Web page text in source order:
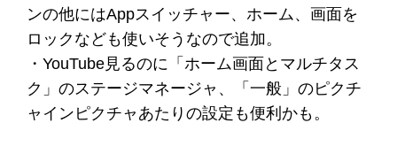
ンの他にはAppスイッチャー、ホーム、画面を
ロックなども使いそうなので追加。
・YouTube見るのに「ホーム画面とマルチタス
ク」のステージマネージャ、「一般」のピクチ
ャインピクチャあたりの設定も便利かも。